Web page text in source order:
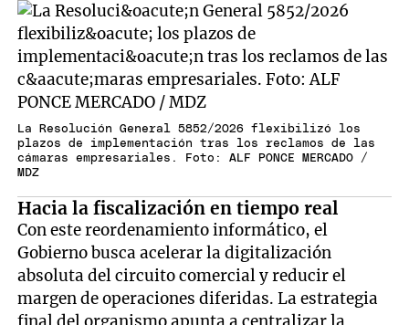
La Resolución General 5852/2026 flexibilizó los
plazos de implementación tras los reclamos de las
cámaras empresariales. Foto: ALF PONCE MERCADO /
MDZ
Hacia la fiscalización en tiempo real
Con este reordenamiento informático, el
Gobierno busca acelerar la digitalización
absoluta del circuito comercial y reducir el
margen de operaciones diferidas. La estrategia